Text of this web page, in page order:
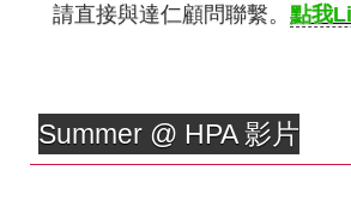
請直接與達仁顧問聯繫。點我
Summer @ HPA 影片